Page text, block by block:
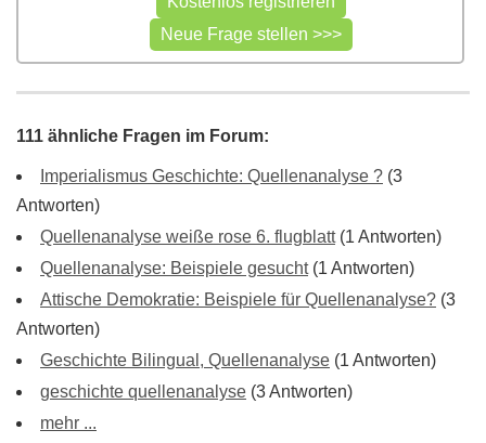
111 ähnliche Fragen im Forum:
Imperialismus Geschichte: Quellenanalyse ? (3
Antworten)
Quellenanalyse weiße rose 6. flugblatt(1 Antworten)
Quellenanalyse: Beispiele gesucht(1 Antworten)
Attische Demokratie: Beispiele für Quellenanalyse? (3
Antworten)
Geschichte Bilingual, Quellenanalyse (1 Antworten)
geschichte quellenanalyse (3 Antworten)
mehr ...